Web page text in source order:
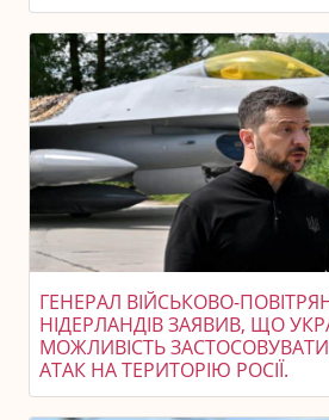
ГЕНЕРАЛ ВІЙСЬКОВО-
НІДЕРЛАНДІВ ЗАЯВИВ, ЩО
МОЖЛИВІСТЬ ЗАСТОСОВУВАТИ
АТАК НА ТЕРИТОРІЮ РОСІЇ.